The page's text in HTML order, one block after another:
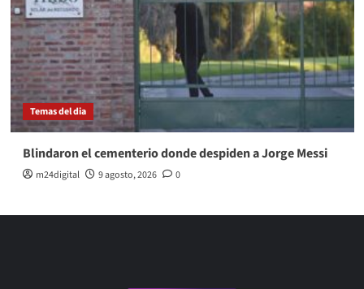
Temas del dia
Blindaron el cementerio donde despiden a Jorge Messi
m24digital 9 agosto, 2026 0